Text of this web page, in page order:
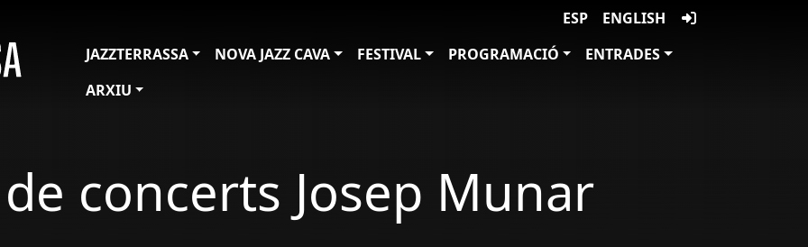
ESP
ENGLISH
JAZZTERRASSA
NOVA JAZZ CAVA FESTIVAL PROGRAMACIÓ
ENTRADES
ARXIU
concerts Josep Munar